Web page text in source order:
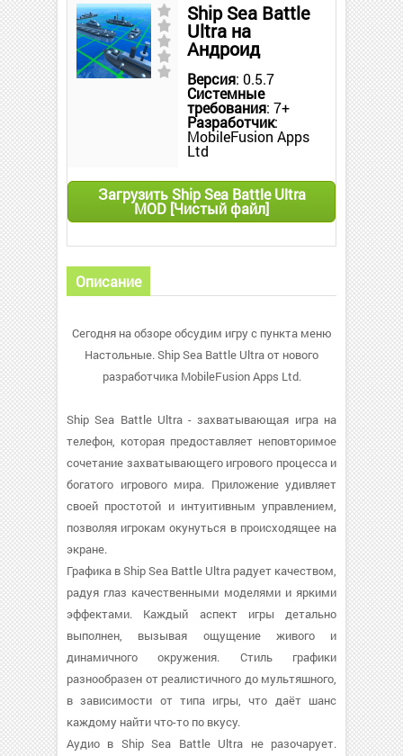
Ship Sea Battle
Ultra на
Андроид
Версия: 0.5.7
Системные
требования: 7+
Разработчик:
MobileFusion Apps
Ltd
Загрузить Ship Sea Battle Ultra
MOD [Чистый файл]
Описание
Сегодня на обзоре обсудим игру с пункта меню
Настольные. Ship Sea Battle Ultra от нового
разработчика MobileFusion Apps Ltd.
Ship Sea Battle Ultra - захватывающая игра на
телефон, которая предоставляет неповторимое
сочетание захватывающего игрового процесса и
богатого игрового мира. Приложение удивляет
своей простотой и интуитивным управлением,
позволяя игрокам окунуться в происходящее на
экране.
Графика в Ship Sea Battle Ultra радует качеством,
радуя глаз качественными моделями и яркими
эффектами. Каждый аспект игры детально
выполнен, вызывая ощущение живого и
динамичного окружения. Стиль графики
разнообразен от реалистичного до мультяшного,
в зависимости от типа игры, что даёт шанс
каждому найти что-то по вкусу.
Аудио в Ship Sea Battle Ultra не разочарует.